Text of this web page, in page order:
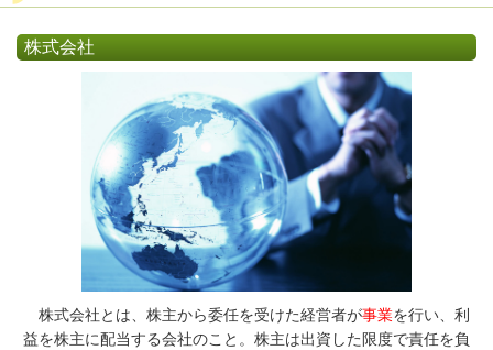
株式会社
株式会社とは、株主から委任を受けた経営者が事業を行い、利
益を株主に配当する会社のこと。株主は出資した限度で責任を負